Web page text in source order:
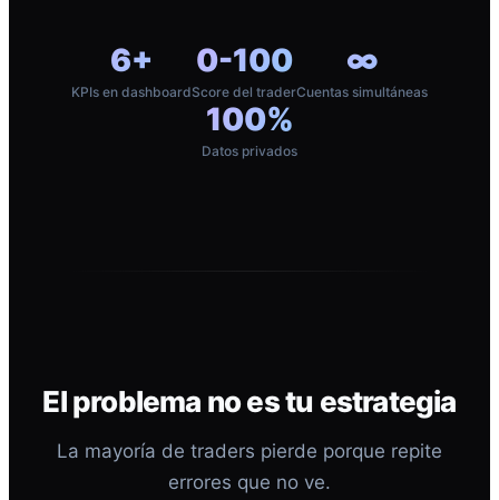
6+
KPIs en dashboard
0-100
Score del trader
∞
Cuentas simultáneas
100%
Datos privados
El problema no es tu estrategia
La mayoría de traders pierde porque repite
errores que no ve.